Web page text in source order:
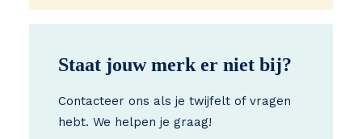
Staat jouw merk er niet bij?
Contacteer ons als je twijfelt of vragen
hebt. We helpen je graag!